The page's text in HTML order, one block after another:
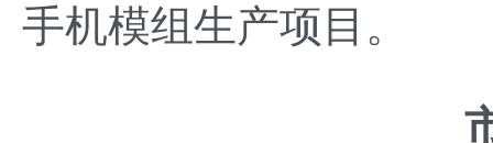
手机模组生产项目。